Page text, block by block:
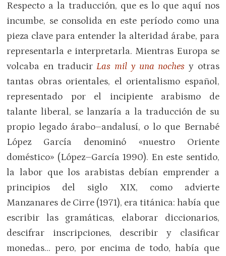
Respecto a la traducción, que es lo que aquí nos
incumbe, se consolida en este período como una
pieza clave para entender la alteridad árabe, para
representarla e interpretarla. Mientras Europa se
volcaba en traducirLas mil y una noches y otras
tantas obras orientales, el orientalismo español,
representado por el incipiente arabismo de
talante liberal, se lanzaría a la traducción de su
propio legado árabo–andalusí, o lo que Bernabé
López García denominó «nuestro Oriente
doméstico» (López–García 1990). En este sentido,
la labor que los arabistas debían emprender a
principios del siglo XIX, como advierte
Manzanares de Cirre (1971), era titánica: había que
escribir las gramáticas, elaborar diccionarios,
descifrar inscripciones, describir y clasificar
monedas… pero, por encima de todo, había que